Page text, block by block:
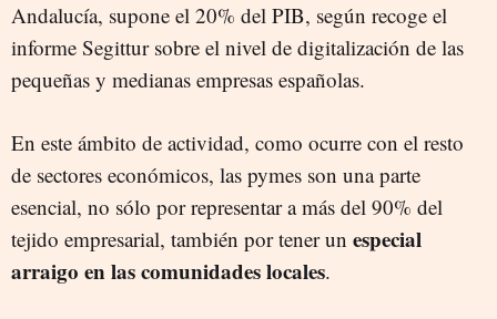
Andalucía, supone el 20% del PIB, según recoge el
informe Segittur sobre el nivel de digitalización de las
pequeñas y medianas empresas españolas.
En este ámbito de actividad, como ocurre con el resto
de sectores económicos, las pymes son una parte
esencial, no sólo por representar a más del 90% del
tejido empresarial, también por tener un especial
arraigo en las comunidades locales.